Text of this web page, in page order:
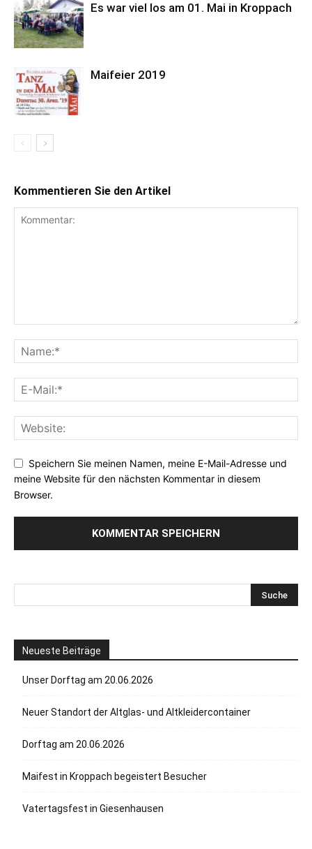
Es war viel los am 01. Mai in Kroppach
Maifeier 2019
Kommentieren Sie den Artikel
Speichern Sie meinen Namen, meine E-Mail-Adresse und
meine Website für den nächsten Kommentar in diesem
Browser.
Neueste Beiträge
Unser Dorftag am 20.06.2026
Neuer Standort der Altglas- und Altkleidercontainer
Dorftag am 20.06.2026
Maifest in Kroppach begeistert Besucher
Vatertagsfest in Giesenhausen